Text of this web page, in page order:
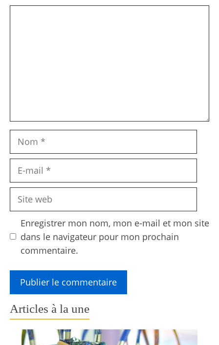
Nom
Site
Enregistrer mon nom, mon e-mail et mon site
dans le navigateur pour mon prochain
commentaire.
Articles à la une